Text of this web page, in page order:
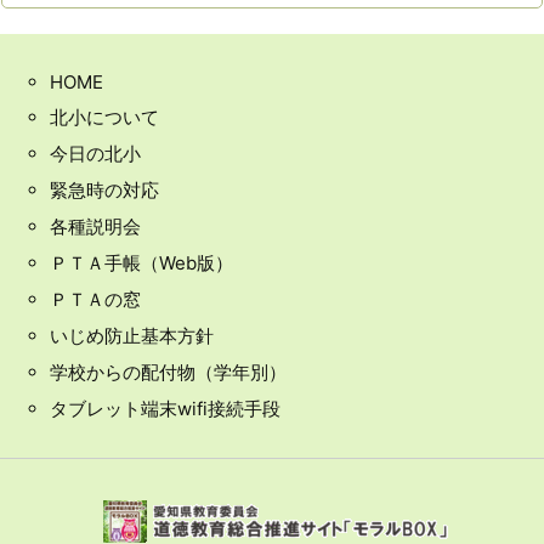
HOME
北小について
今日の北小
緊急時の対応
各種説明会
ＰＴＡ手帳（Web版）
ＰＴＡの窓
いじめ防止基本方針
学校からの配付物（学年別）
タブレット端末wifi接続手段